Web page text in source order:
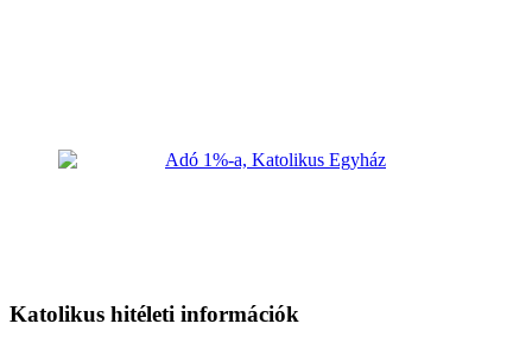
Katolikus hitéleti információk